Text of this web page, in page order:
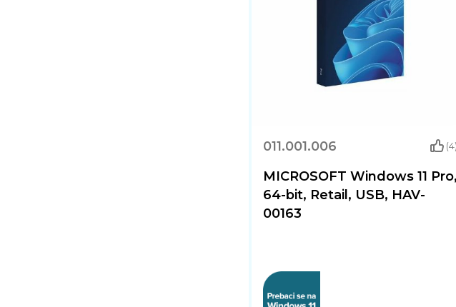
011.001.006 (4)
MICROSOFT Windows 11 Pro,
64-bit, Retail, USB, HAV-
00163